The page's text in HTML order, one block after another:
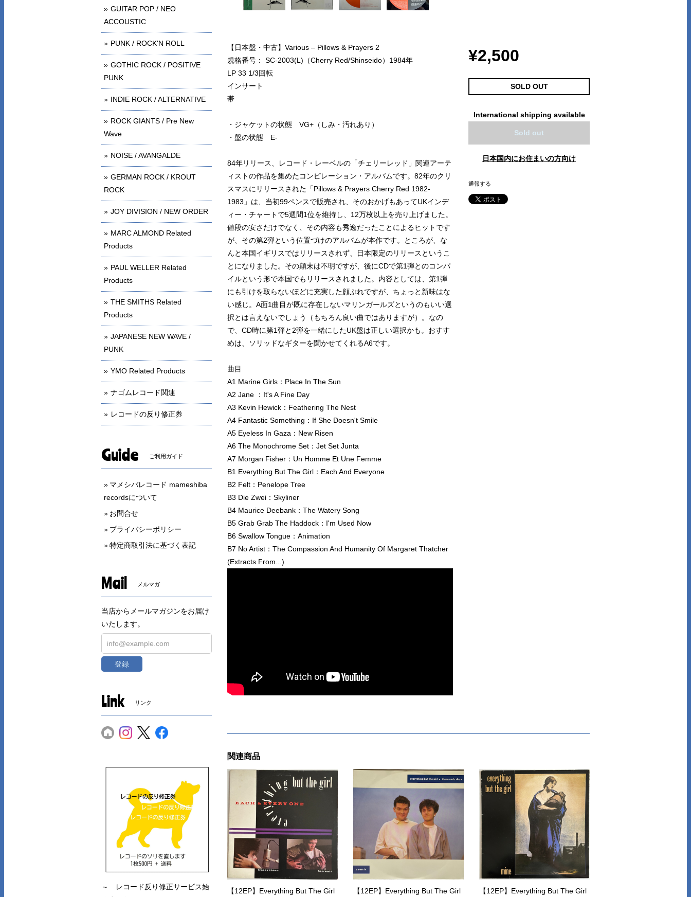
【日本盤・中古】Various – Pillows & Prayers 2
規格番号： SC-2003(L)（Cherry Red/Shinseido）1984年
LP 33 1/3回転
インサート
帯
・ジャケットの状態 VG+（しみ・汚れあり）
・盤の状態 E-
84年リリース、レコード・レーベルの「チェリーレッド」関連アーテ
ィストの作品を集めたコンピレーション・アルバムです。82年のクリ
スマスにリリースされた「Pillows & Prayers Cherry Red 1982-
1983」は、当初99ペンスで販売され、そのおかげもあってUKインデ
ィー・チャートで5週間1位を維持し、12万枚以上を売り上げました。
値段の安さだけでなく、その内容も秀逸だったことによるヒットです
が、その第2弾という位置づけのアルバムが本作です。ところが、な
んと本国イギリスではリリースされず、日本限定のリリースというこ
とになりました。その顛末は不明ですが、後にCDで第1弾とのコンパ
イルという形で本国でもリリースされました。内容としては、第1弾
にも引けを取らないほどに充実した顔ぶれですが、ちょっと新味はな
い感じ。A面1曲目が既に存在しないマリンガールズというのもいい選
択とは言えないでしょう（もちろん良い曲ではありますが）。なの
で、CD時に第1弾と2弾を一緒にしたUK盤は正しい選択かも。おすす
めは、ソリッドなギターを聞かせてくれるA6です。
曲目
A1 Marine Girls：Place In The Sun
A2 Jane ：It's A Fine Day
A3 Kevin Hewick：Feathering The Nest
A4 Fantastic Something：If She Doesn't Smile
A5 Eyeless In Gaza：New Risen
A6 The Monochrome Set：Jet Set Junta
A7 Morgan Fisher：Un Homme Et Une Femme
B1 Everything But The Girl：Each And Everyone
B2 Felt：Penelope Tree
B3 Die Zwei：Skyliner
B4 Maurice Deebank：The Watery Song
B5 Grab Grab The Haddock：I'm Used Now
B6 Swallow Tongue：Animation
B7 No Artist：The Compassion And Humanity Of Margaret Thatcher
(Extracts From...)
¥2,500
SOLD OUT
International shipping available
Sold out
日本国内にお住まいの方向け
通報する
関連商品
【12EP】Everything But The Girl
【12EP】Everything But The Girl
【12EP】Everything But The Girl
GUITAR POP / NEO
ACCOUSTIC
PUNK / ROCK'N ROLL
GOTHIC ROCK / POSITIVE
PUNK
INDIE ROCK / ALTERNATIVE
ROCK GIANTS / Pre New
Wave
NOISE / AVANGALDE
GERMAN ROCK / KROUT
ROCK
JOY DIVISION / NEW ORDER
MARC ALMOND Related
Products
PAUL WELLER Related
Products
THE SMITHS Related
Products
JAPANESE NEW WAVE /
PUNK
YMO Related Products
ナゴムレコード関連
レコードの反り修正券
Guide ご利用ガイド
マメシバレコード mameshiba
recordsについて
お問合せ
プライバシーポリシー
特定商取引法に基づく表記
Mail メルマガ
当店からメールマガジンをお届け
いたします。
登録
Link リンク
～ レコード反り修正サービス始